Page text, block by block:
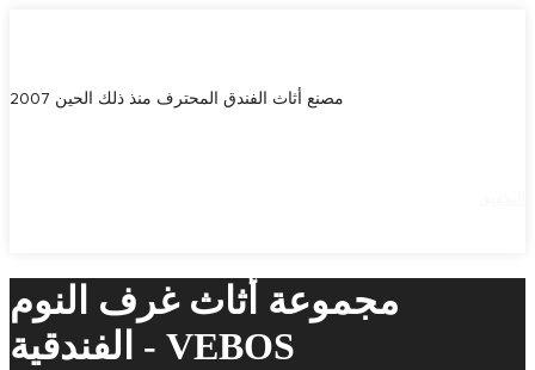
مصنع أثاث الفندق المحترف منذ ذلك الحين 2007
مجموعة أثاث غرف النوم
الفندقية - VEBOS